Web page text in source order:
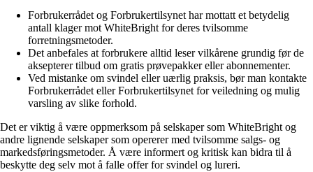
Forbrukerrådet og Forbrukertilsynet har mottatt et betydelig
antall klager mot WhiteBright for deres tvilsomme
forretningsmetoder.
Det anbefales at forbrukere alltid leser vilkårene grundig før de
aksepterer tilbud om gratis prøvepakker eller abonnementer.
Ved mistanke om svindel eller uærlig praksis, bør man kontakte
Forbrukerrådet eller Forbrukertilsynet for veiledning og mulig
varsling av slike forhold.
Det er viktig å være oppmerksom på selskaper som WhiteBright og
andre lignende selskaper som opererer med tvilsomme salgs- og
markedsføringsmetoder. Å være informert og kritisk kan bidra til å
beskytte deg selv mot å falle offer for svindel og lureri.